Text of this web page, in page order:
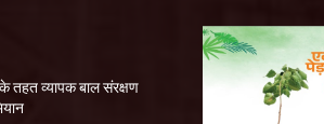
तहत व्यापक बाल संरक्षण